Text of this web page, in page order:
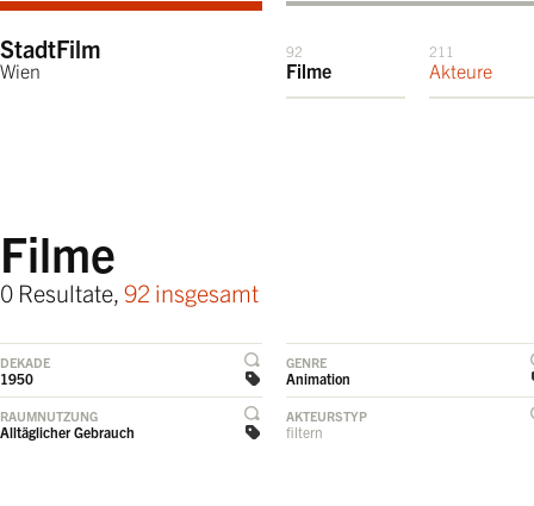
StadtFilm
Wien
92
Filme
211
Akteure
Filme
0 Resultate, 92 insgesamt
DEKADE
1950
GENRE
Animation
RAUMNUTZUNG
Alltäglicher Gebrauch
AKTEURSTYP
filtern